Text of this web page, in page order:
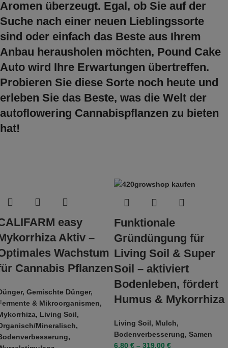
Aromen überzeugt. Egal, ob Sie auf der
Suche nach einer neuen Lieblingssorte
sind oder einfach das Beste aus Ihrem
Anbau herausholen möchten, Pound Cake
Auto wird Ihre Erwartungen übertreffen.
Probieren Sie diese Sorte noch heute und
erleben Sie das Beste, was die Welt der
autoflowering Cannabispflanzen zu bieten
hat!
easy
Aktiv –
Wachstum
Cannabis Pflanzen
, Gemischte Dünger,
& Mikroorganismen,
, Living Soil,
Mineralisch,
,
Funktionale
Gründüngung für
Living Soil & Super
Soil – aktiviert
Bodenleben, fördert
Humus & Mykorrhiza
Living Soil, Mulch,
Bodenverbesserung, Samen
6,80 € – 319,00 €